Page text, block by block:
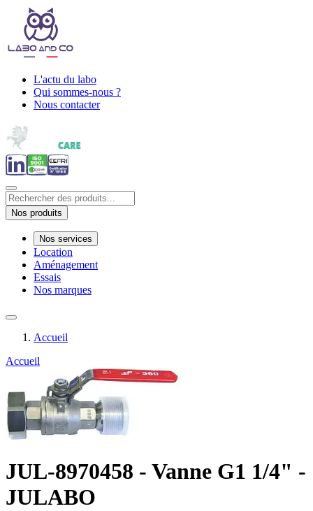
L'actu du labo
Qui sommes-nous ?
Nous contacter
Nos produits
Nos services
Location
Aménagement
Essais
Nos marques
Accueil
Accueil
JUL-8970458 - Vanne G1 1/4" -
JULABO